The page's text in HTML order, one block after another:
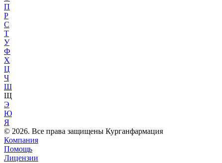
П
Р
С
Т
У
Ф
Х
Ц
Ч
Ш
Щ
Э
Ю
Я
© 2026. Все права защищены Курганфармация
Компания
Помощь
Лицензии